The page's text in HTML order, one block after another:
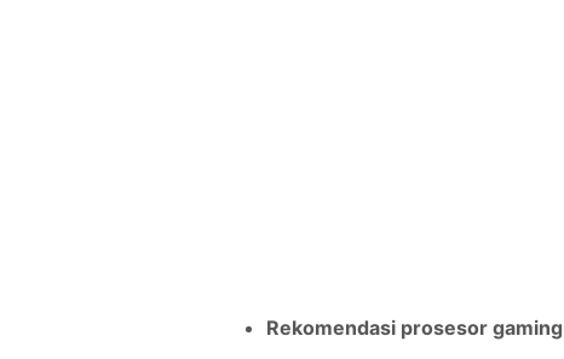
Rekomendasi prosesor